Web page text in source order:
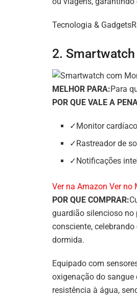
Tecnologia &
2.
MELHOR PARA:Para
POR QUE VALE A
✓Monitor
✓Rastreador de
✓Notificações
Ver na Amazon Ver no
POR QUE COMPRAR:
guardião silencioso
consciente,
dormida.
Equipado com
oxigenação do sangue
resistência à água,